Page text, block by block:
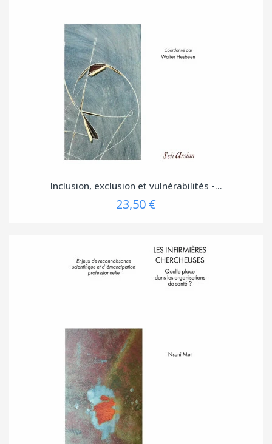
Inclusion, exclusion et vulnérabilités -...
23,50 €